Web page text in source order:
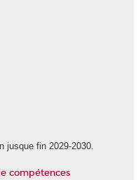
jusque fin 2029-2030.
compétences